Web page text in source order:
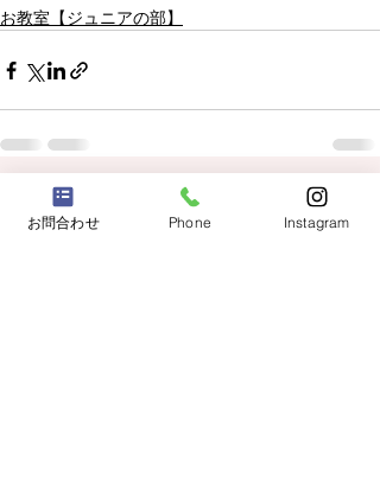
お教室【ジュニアの部】
関連記事 すべて表示
お問合わせ Phone Instagram